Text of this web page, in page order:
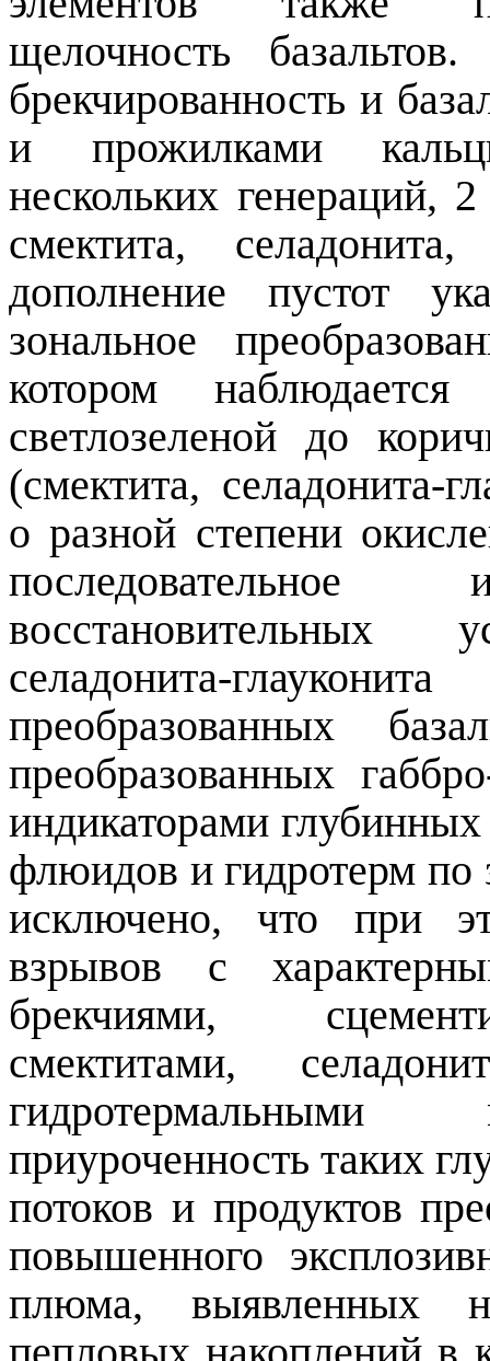
щелочность
брекчированность и
и прожилками
нескольких генераций,
смектита,
дополнение пустот
зональное
котором
светлозеленой до
(смектита, селадонита-
о разной степени
последовательное
селадонита-
преобразованных
преобразованных
индикаторами
флюидов и гидротерм по
исключено, что при
взрывов с
брекчиями,
смектитами,
гидротермальными
приуроченность таких
потоков и продуктов
повышенного
плюма, выявленных